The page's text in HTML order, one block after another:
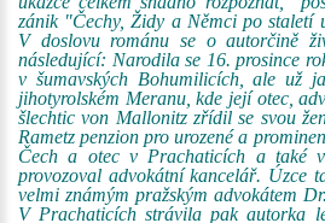
zánik "Čechy, Židy a Němci po staletí
V doslovu románu se o autorčině
následující: Narodila se 16. prosince
v šumavských Bohumilicích, ale už
jihotyrolském Meranu, kde její otec,
šlechtic von Mallonitz zřídil se svou
Rametz penzion pro urozené a
Čech a otec v Prachaticích a také
provozoval advokátní kancelář. Úzce
velmi známým pražským advokátem
V Prachaticích strávila pak autorka